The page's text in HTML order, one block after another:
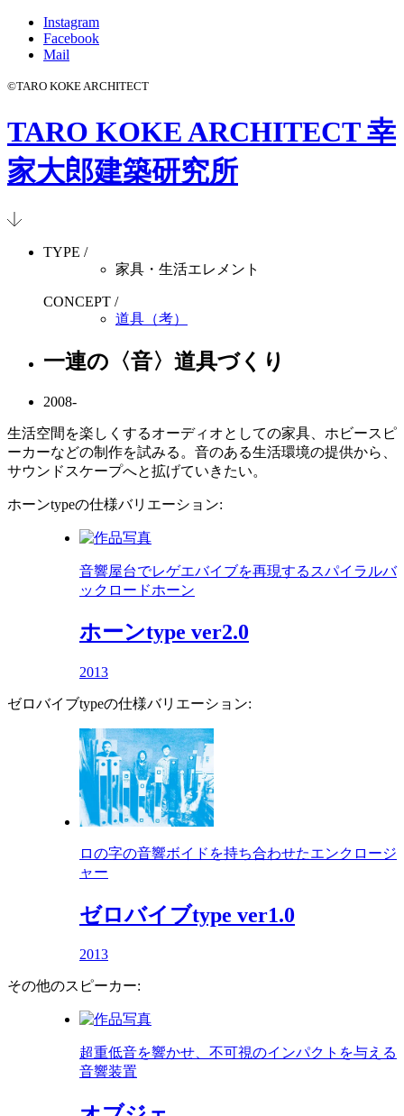
Instagram
Facebook
Mail
©TARO KOKE ARCHITECT
TARO KOKE ARCHITECT幸
家大郎建築研究所
TYPE /
家具・生活エレ メント
CONCEPT /
道具（考）
一連の〈音〉道具づくり
2008-
生活空間を楽しくするオーディオとしての家具、ホビースピ
ーカーなどの制作を試みる。音のある生活環境の提供から、
サウンドスケープへと拡げていきたい。
ホーンtypeの仕様バリエーション:
音響屋台でレゲエバイブを再現するスパイラルバ
ックロードホーン
ホーンtype ver2.0
2013
ゼロバイブtypeの仕様バリエーション:
ロの字の音響ボイドを持ち合わせたエンクロージ
ャー
ゼロバイブtype ver1.0
2013
その他のスピーカー:
超重低音を響かせ、不可視のインパクトを与える
音響装置